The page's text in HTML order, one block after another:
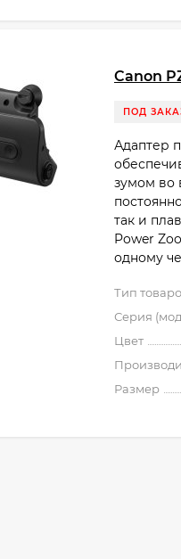
Canon
ПОД
Адаптер
зумом во
так и
Power
одному
Тип
Серия
Цвет
Размер